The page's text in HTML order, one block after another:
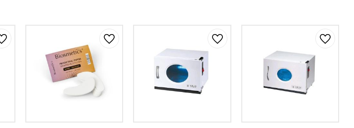
Lägg till i favoriter Lägg till i favoriter Lägg till i favoriter Lägg